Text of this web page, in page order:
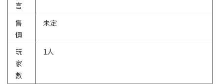
言
售
價
未定
玩
家
數
1人